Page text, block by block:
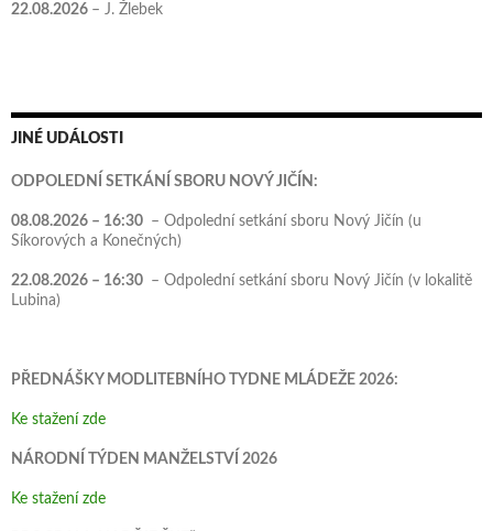
22.08.2026 – J. Žlebek
JINÉ UDÁLOSTI
ODPOLEDNÍ SETKÁNÍ SBORU NOVÝ JIČÍN:
08.08.2026 – 16:30 – Odpolední setkání sboru Nový Jičín (u
Síkorových a Konečných)
22.08.2026 – 16:30 – Odpolední setkání sboru Nový Jičín (v lokalitě
Lubina)
PŘEDNÁŠKY MODLITEBNÍHO TYDNE MLÁDEŽE 2026:
Ke stažení zde
NÁRODNÍ TÝDEN MANŽELSTVÍ 2026
Ke stažení zde